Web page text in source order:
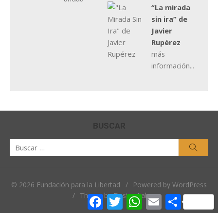
“La mirada
sin ira” de
Javier
Rupérez
más
información...
BUSCAR
© 2026 Fundación para la Libertad /
Powered by WordPress
/ Theme by Design Lab
Facebook
TwitterWhatsApp
EmailCompartir